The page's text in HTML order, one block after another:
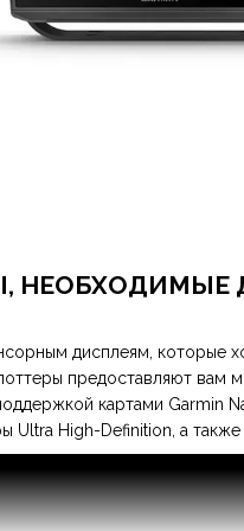
НЕОБХОДИМЫЕ
дисплеям, которые
предоставляют вам
картами Garmin
Ultra High-Definition, а также